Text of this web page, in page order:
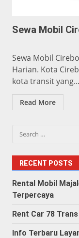
Sewa Mobil
Sewa Mobil
Harian. Kota
kota transit yang...
Read More
Search
RECENT POSTS
Rental Mobil
Terpercaya
Rent Car 78
Info Terbaru